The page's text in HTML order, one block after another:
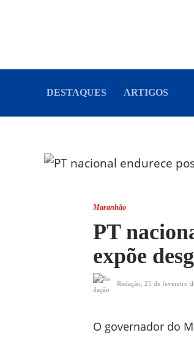
DESTAQUES ARTIGOS
Maranhão
PT
expõe
Redação 25 de fevereiro
O governador do